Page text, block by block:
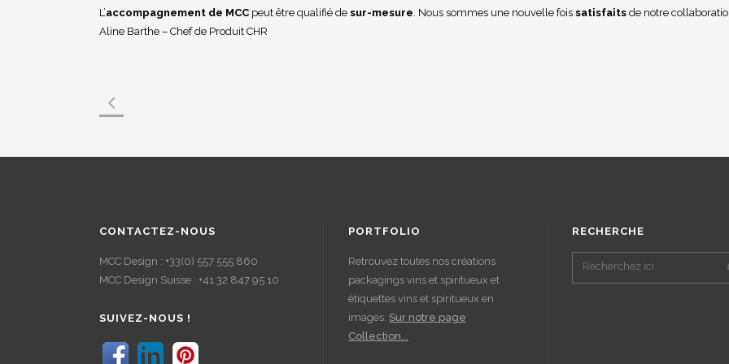
L’accompagnement de MCC peut être qualifié de sur-mesure . Nous sommes une nouvelle fois satisfaits de notre
Aline Barthe – Chef de Produit CHR
CONTACTEZ-NOUS
MCC Design : +33(0) 557 555 860
MCC Design Suisse : +41 32 847 95 10
SUIVEZ-NOUS !
PORTFOLIO
Retrouvez toutes nos créations
packagings vins et spiritueux et
étiquettes vins et spiritueux en
images. Sur notre page
Collection...
RECHERCHE